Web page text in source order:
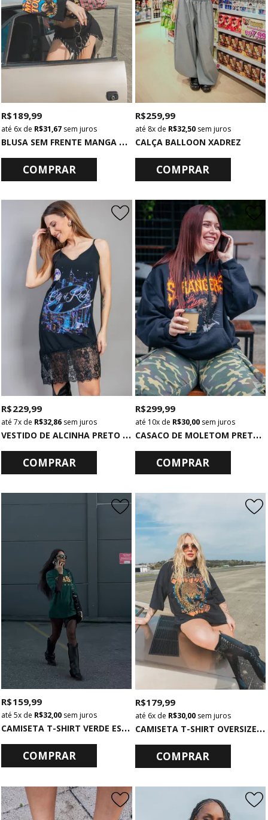
B
LUSA SEM FRENTE MANGA LONGA PRETA K-POP
R$ 189,99
6x de R$ 31,67 sem juros
COMPRAR
CALÇA BALLOON XADREZ
R$ 259,99
8xde R$ 32,50sem juros
COMPRAR
V
ESTIDO DE ALCINHA PRETO COM RENDA CITY OF ROCK
R$ 229,99
7x de R$ 32,86 sem juros
COMPRAR
C
ASACO DE MOLETOM PRETO COM CAPUZ E BOLSO STRANGERS
R$ 299,99
10xde R$ 30,00sem juros
COMPRAR
C
AMISETA T-SHIRT VERDE ESCURO BRASIL
R$ 159,99
5x de R$ 32,00 sem juros
COMPRAR
C
AMISETA T-SHIRT OVERSIZED ESTONADA PRETA AFTERGLOW
R$ 179,99
6xde R$ 30,00sem juros
COMPRAR